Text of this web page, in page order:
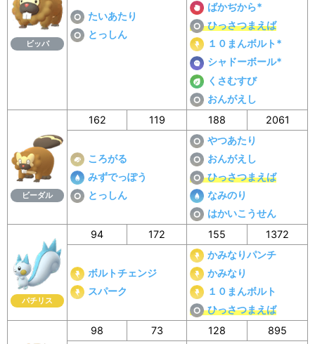
ビッパ
たいあたり
とっしん
ばかぢから*
ひっさつまえば
１０まんボルト*
シャドーボール*
くさむすび
おんがえし
ビーダル
162 119 188 2061
ころがる
みずでっぽう
とっしん
やつあたり
おんがえし
ひっさつまえば
なみのり
はかいこうせん
パチリス
94 172 155 1372
ボルトチェンジ
スパーク
かみなりパンチ
かみなり
１０まんボルト
ひっさつまえば
98 73 128 895